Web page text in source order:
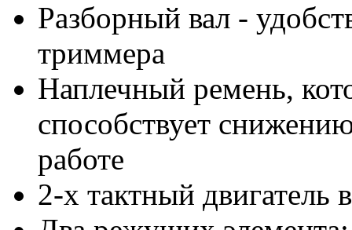
Разборный вал -
триммера
Наплечный ремень,
способствует
работе
2-х тактный двигатель